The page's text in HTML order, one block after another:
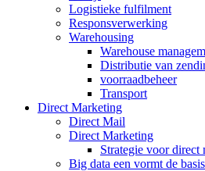
Logistieke fulfilment
Responsverwerking
Warehousing
Warehouse
Distributie van
voorraadbeheer
Transport
Direct Marketing
Direct Mail
Direct Marketing
Strategie voor direct
Big data een vormt de